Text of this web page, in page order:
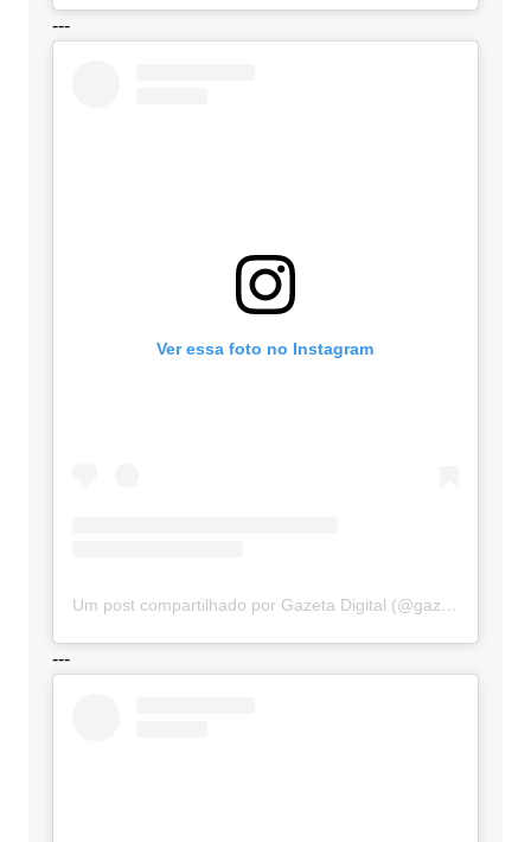
---
Ver essa foto no Instagram
Um post compartilhado por Gazeta Digital (@gazetadigital)
---